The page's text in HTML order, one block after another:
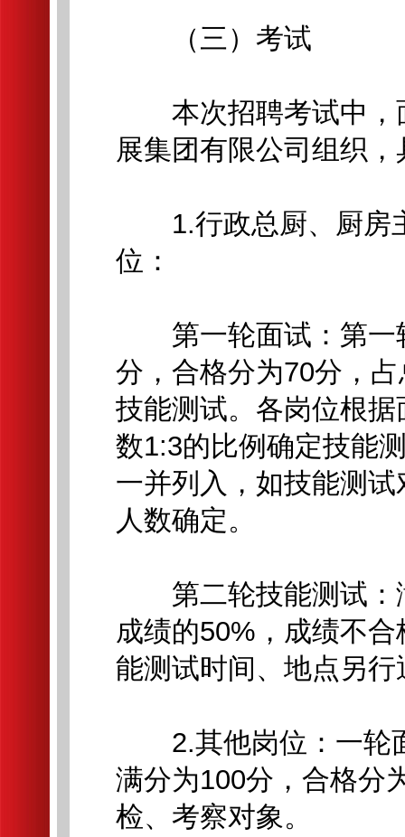
（三）考试
本次招聘考试中，
展集团有限公司组织
1.行政总厨、厨房
位：
第一轮面试：第一
分，合格分为70分，
技能测试。各岗位根
数1:3的比例确定技能
一并列入，如技能测
人数确定。
第二轮技能测试：
成绩的50%，成绩不
能测试时间、地点另行
2.其他岗位：一轮
满分为100分，合格分
检、考察对象。